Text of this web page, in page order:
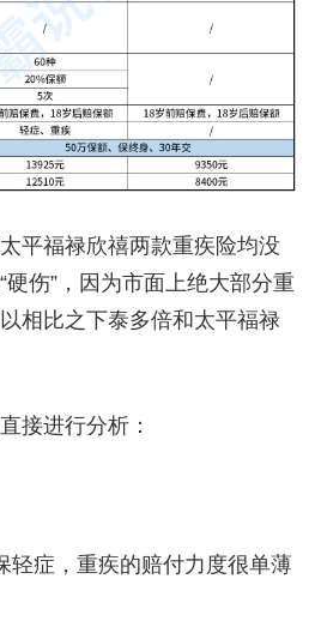
平福禄欣禧两款重疾险均没
伤”，因为市面上绝大部分重
相比之下泰多倍和太平福禄
接进行分析：
轻症，重疾的赔付力度很单薄